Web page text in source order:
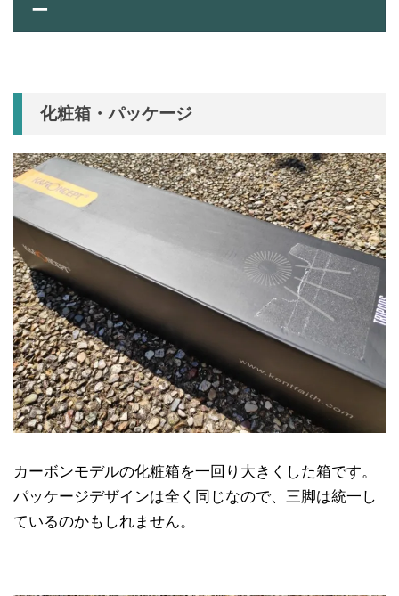
ー
化粧箱・パッケージ
カーボンモデルの化粧箱を一回り大きくした箱です。
パッケージデザインは全く同じなので、三脚は統一し
ているのかもしれません。